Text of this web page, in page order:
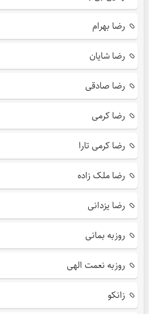
رضا بهرام
رضا شایان
رضا صادقی
رضا کرمی
رضا کرمی تارا
رضا ملک زاده
رضا یزدانی
روزبه بمانی
روزبه نعمت الهی
زانکو